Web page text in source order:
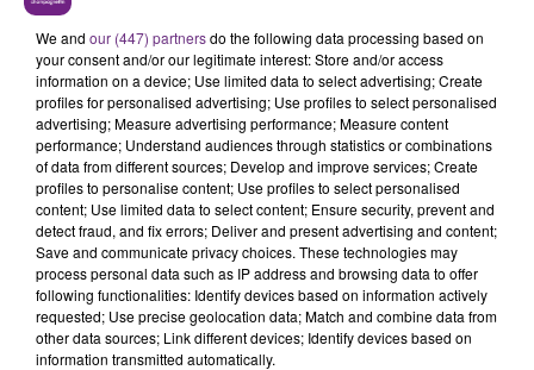
LE MAGASIN JOUÉCLUB DE REIMS FERME
SES PORTES
C'était l'une des institutions du centre-ville
rémois. Le magasin JouéClub est contraint de
fermer ses portes.
TITRES DIFFUSÉS
3h55
3h55 3h51
3h51
We and our (447) partnersdo the following data processing based on
your consent and/or our legitimate interest: Store and/or access
information on a device; Use limited data to select advertising; Create
profiles for personalised advertising; Use profiles to select personalised
advertising; Measure advertising performance; Measure content
performance; Understand audiences through statistics or combinations
of data from different sources; Develop and improve services; Create
profiles to personalise content; Use profiles to select personalised
content; Use limited data to select content; Ensure security, prevent and
detect fraud, and fix errors; Deliver and present advertising and content;
Save and communicate privacy choices. These technologies may
process personal data such as IP address and browsing data to offer
following functionalities: Identify devices based on information actively
requested; Use precise geolocation data; Match and combine data from
other data sources; Link different devices; Identify devices based on
information transmitted automatically.